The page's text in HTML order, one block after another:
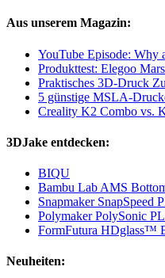
Aus unserem Magazin:
YouTube Episode: Why
Produkttest: Elegoo
Praktisches 3D-Druck
5 günstige MSLA-
Creality K2 Combo vs.
3DJake entdecken:
BIQU
Bambu Lab AMS
Snapmaker SnapSpeed
Polymaker PolySonic
FormFutura HDglass™
Neuheiten: